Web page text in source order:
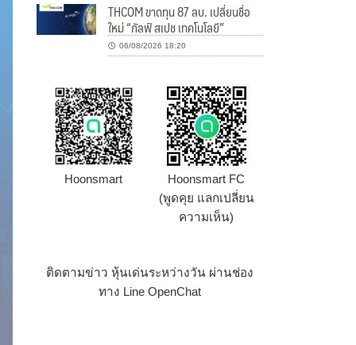
THCOM ขาดทุน 87 ลบ. เปลี่ยนชื่อ
ใหม่ “กัลฟ์ สเปช เทคโนโลยี”
06/08/2026 18:20
Hoonsmart
Hoonsmart FC
(พูดคุย แลกเปลี่ยน
ความเห็น)
ติดตามข่าว หุ้นเด่นระหว่างวัน ผ่านช่อง
ทาง Line OpenChat